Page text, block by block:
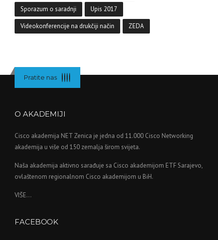
Sporazum o saradnji Upis 2017
Videokonferencije na drukčiji način ZEDA
Pratite nas
O AKADEMIJI
Cisco akademija NET Zenica je jedna od 11.000 Cisco Networking
akademija u više od 150 zemalja širom svijeta.
Naša akademija aktivno sarađuje sa Cisco akademijom ETF Sarajevo,
ovlaštenom regionalnom Cisco akademijom u BiH.
VIŠE...
FACEBOOK